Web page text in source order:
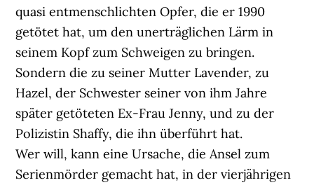
quasi entmenschlichten Opfer, die er 1990
getötet hat, um den unerträglichen Lärm in
seinem Kopf zum Schweigen zu bringen.
Sondern die zu seiner Mutter Lavender, zu
Hazel, der Schwester seiner von ihm Jahre
später getöteten Ex-Frau Jenny, und zu der
Polizistin Shaffy, die ihn überführt hat.
Wer will, kann eine Ursache, die Ansel zum
Serienmörder gemacht hat, in der vierjährigen